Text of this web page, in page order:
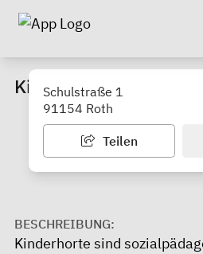
Kinderhort
Schulstraße 1
91154 Roth
Teilen
BESCHREIBUNG:
Kinderhorte sind